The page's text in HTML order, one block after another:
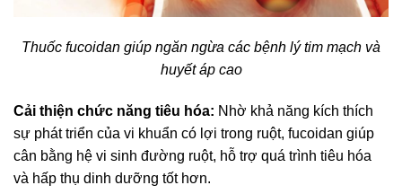
Thuốc fucoidan giúp ngăn ngừa các bệnh lý tim mạch và
huyết áp cao
Cải thiện chức năng tiêu hóa: Nhờ khả năng kích thích
sự phát triển của vi khuẩn có lợi trong ruột, fucoidan giúp
cân bằng hệ vi sinh đường ruột, hỗ trợ quá trình tiêu hóa
và hấp thụ dinh dưỡng tốt hơn.